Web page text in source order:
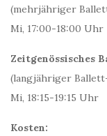
(mehrjähriger
Mi, 17:00-18:00 Uhr
Zeitgenössisches
(langjähriger
Mi, 18:15-19:15 Uhr
Kosten: